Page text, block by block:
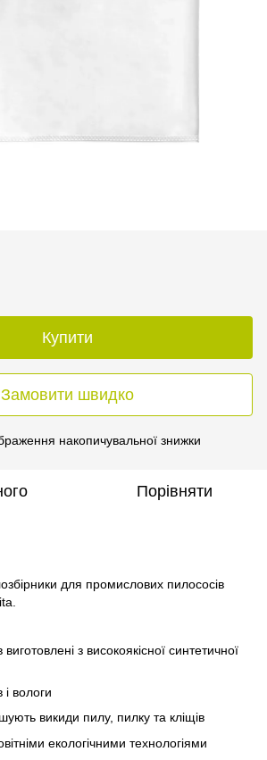
Купити
Замовити швидко
накопичувальної знижки
Порівняти
для промислових пилососів
з високоякісної синтетичної
і вологи
викиди пилу, пилку та кліщів
екологічними технологіями